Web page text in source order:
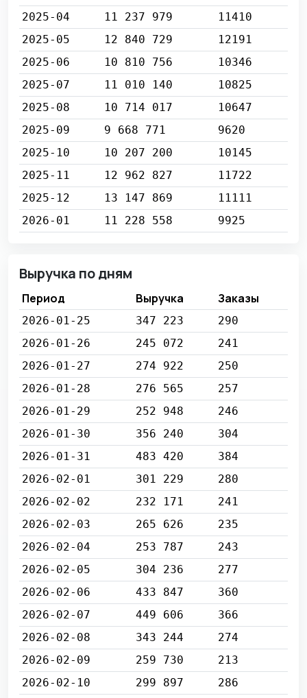
2025-04
11 237 979
11410
2025-05
12 840 729
12191
2025-06
10 810 756
10346
2025-07
11 010 140
10825
2025-08
10 714 017
10647
2025-09
9 668 771
9620
2025-10
10 207 200
10145
2025-11
12 962 827
11722
2025-12
13 147 869
11111
2026-01
11 228 558 9925
Выручка по дням
Период Выручка Заказы
2026-01-25 347 223
290
2026-01-26
245 072
241
2026-01-27
274 922
250
2026-01-28
276 565
257
2026-01-29
252 948
246
2026-01-30
356 240
304
2026-01-31
483 420
384
2026-02-01
301 229
280
2026-02-02
232 171
241
2026-02-03
265 626
235
2026-02-04
253 787
243
2026-02-05
304 236
277
2026-02-06
433 847
360
2026-02-07
449 606
366
2026-02-08
343 244
274
2026-02-09
259 730
213
2026-02-10
299 897
286